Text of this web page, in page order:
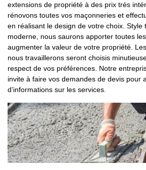
extensions de propriété à des prix très
rénovons toutes vos maçonneries et
en réalisant le design de votre choix. Style
moderne, nous saurons apporter toutes
augmenter la valeur de votre propriété.
nous travaillerons seront choisis
respect de vos préférences. Notre
invite à faire vos demandes de devis pour
d’informations sur les services.